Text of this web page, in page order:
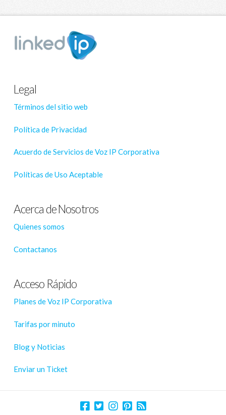
Legal
Términos del sitio web
Política de Privacidad
Acuerdo de Servicios de Voz IP Corporativa
Políticas de Uso Aceptable
Acerca de Nosotros
Quienes somos
Contactanos
Acceso Rápido
Planes de Voz IP Corporativa
Tarifas por minuto
Blog y Noticias
Enviar un Ticket